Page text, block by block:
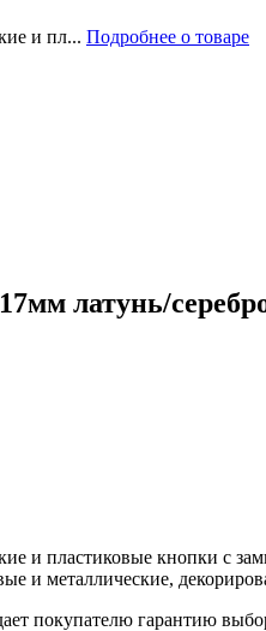
и пл... Подробнее о товаре
латунь/
и пластиковые кнопки с
и металлические,
покупателю гарантию